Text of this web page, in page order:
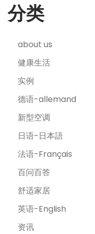
分类
about us
健康生活
实例
德语-allemand
新型空调
日语-日本語
法语-Français
百问百答
舒适家居
英语-English
资讯